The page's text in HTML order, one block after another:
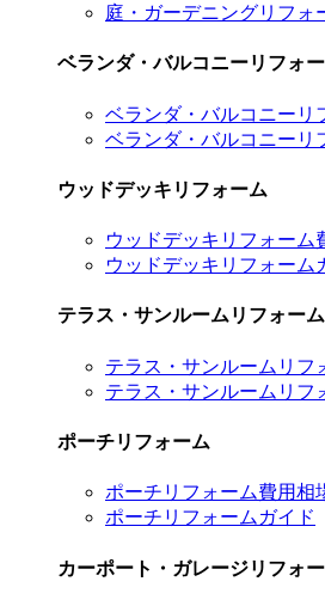
庭・ガーデニングリフォ
ベランダ・バルコニーリフォ
ベランダ・バルコニーリ
ベランダ・バルコニーリ
ウッドデッキリフォーム
ウッドデッキリフォーム
ウッドデッキリフォーム
テラス・サンルームリフォーム
テラス・サンルームリフ
テラス・サンルームリフ
ポーチリフォーム
ポーチリフォーム費用相
ポーチリフォームガイド
カーポート・ガレージリフォ